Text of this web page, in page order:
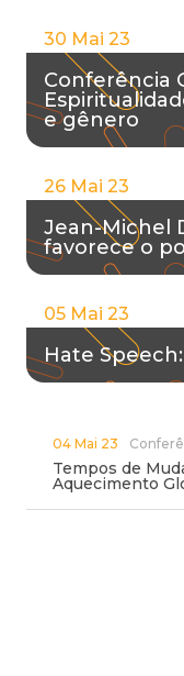
30 Mai 23
Conferência
e gênero
26 Mai 23
Jean-Michel
favorece o
05 Mai 23
Hate
04 Mai 23
Tempos de
Aquecimento